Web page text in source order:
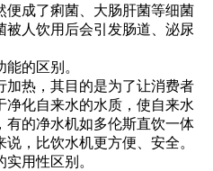
便成了痢菌、大肠肝菌等细菌
人饮用后会引发肠道、泌尿
的区别。
热，其目的是为了让消费者
净化自来水的水质，使自来水
有的净水机如多伦斯直饮一体
，比饮水机更方便、安全。
用性区别。